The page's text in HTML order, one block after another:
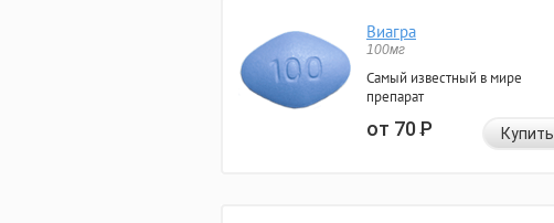
Виагра
100мг
Самый известный в мире
препарат
от 70Р Купить